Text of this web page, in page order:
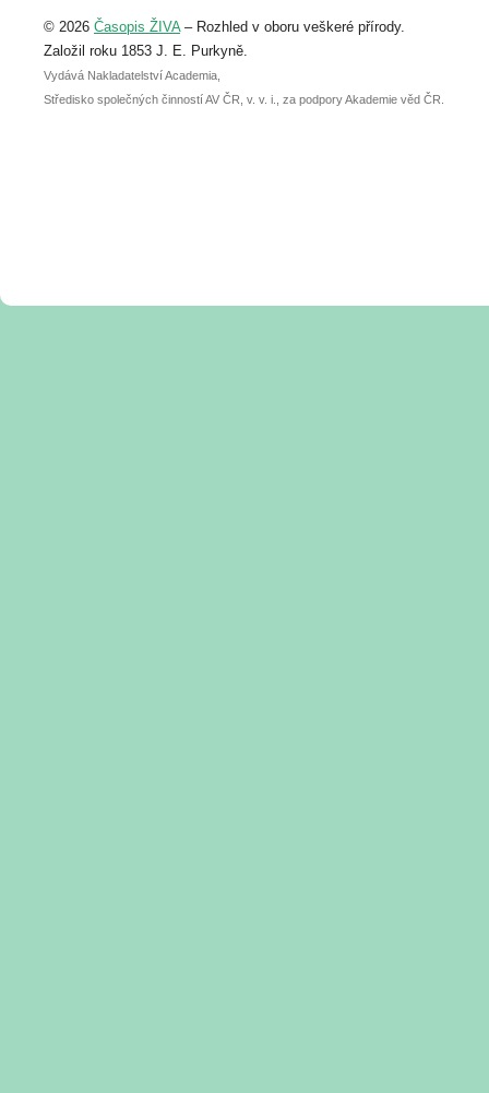
abstraktu přihlášené přednášky nebo
posteru je už 30. června.
© 2026 Časopis ŽIVA– Rozhled v oboru veškeré přírody.
Založil roku 1853 J. E. Purkyně.
Vydává Nakladatelství Academia,
Středisko společných činností AV ČR, v. v. i., za podpory Akademie věd ČR.